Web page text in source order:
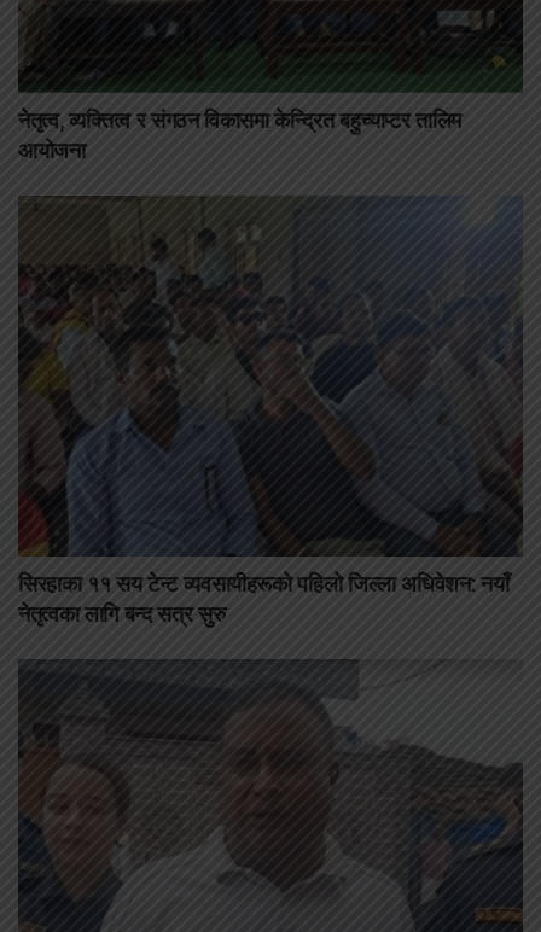
नेतृत्व, व्यक्तित्व र संगठन विकासमा केन्द्रित बहुच्याप्टर तालिम
आयोजना
सिरहाका ११ सय टेन्ट व्यवसायीहरूको पहिलो जिल्ला अधिवेशन: नयाँ
नेतृत्वका लागि बन्द सत्र सुरु